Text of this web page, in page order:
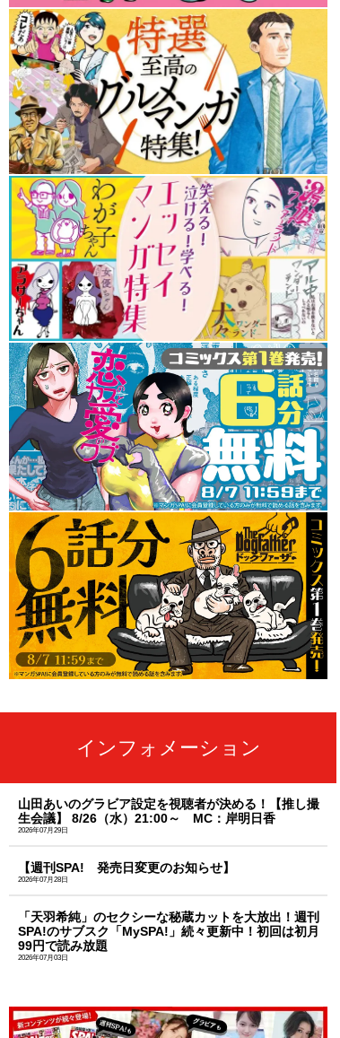
インフォメーション
山田あいのグラビア設定を視聴者が決める！【推し撮
生会議】 8/26（水）21:00～ MC：岸明日香
2026年07月29日
【週刊SPA! 発売日変更のお知らせ】
2026年07月28日
「天羽希純」のセクシーな秘蔵カットを大放出！週刊
SPA!のサブスク「MySPA!」続々更新中！初回は初月
99円で読み放題
2026年07月03日